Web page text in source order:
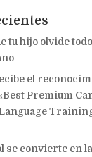
tu hijo olvide
el
Premium
se convierte en